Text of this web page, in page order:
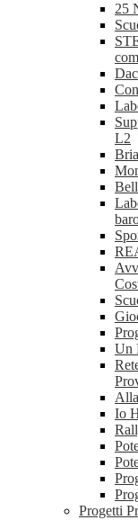
25
L2
Un
Io
Progetti